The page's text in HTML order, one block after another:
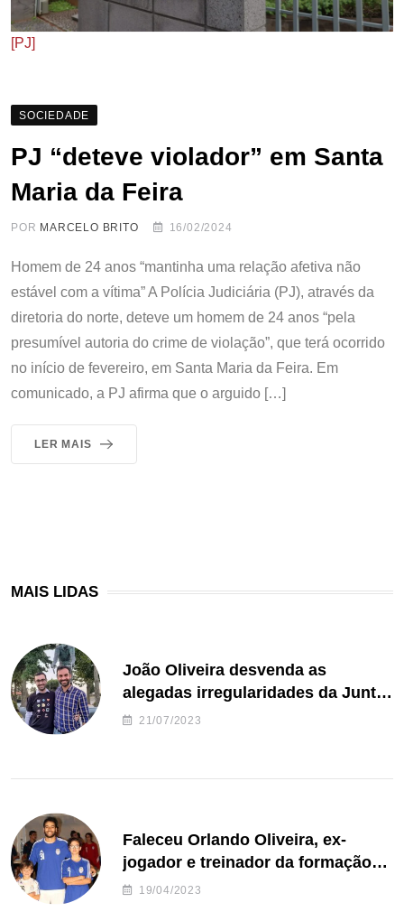
[PJ]
SOCIEDADE
PJ “deteve violador” em Santa
Maria da Feira
POR MARCELO BRITO 16/02/2024
Homem de 24 anos “mantinha uma relação afetiva não
estável com a vítima” A Polícia Judiciária (PJ), através da
diretoria do norte, deteve um homem de 24 anos “pela
presumível autoria do crime de violação”, que terá ocorrido
no início de fevereiro, em Santa Maria da Feira. Em
comunicado, a PJ afirma que o arguido […]
LER MAIS
MAIS LIDAS
João Oliveira desvenda as
alegadas irregularidades da Junta
de Freguesia S. João de Ver
21/07/2023
Faleceu Orlando Oliveira, ex-
jogador e treinador da formação
de andebol do Feirense
19/04/2023